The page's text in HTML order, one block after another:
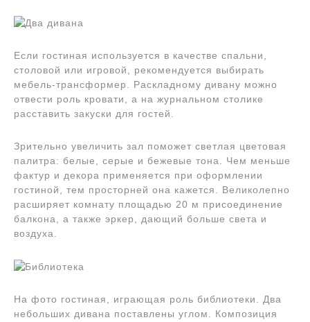
Если гостиная используется в качестве спальни,
столовой или игровой, рекомендуется выбирать
мебель-трансформер. Раскладному дивану можно
отвести роль кровати, а на журнальном столике
расставить закуски для гостей.
Зрительно увеличить зал поможет светлая цветовая
палитра: белые, серые и бежевые тона. Чем меньше
фактур и декора применяется при оформлении
гостиной, тем просторней она кажется. Великолепно
расширяет комнату площадью 20 м присоединение
балкона, а также эркер, дающий больше света и
воздуха.
На фото гостиная, играющая роль библиотеки. Два
небольших дивана поставлены углом. Композиция